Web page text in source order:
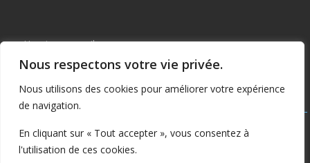
Nous respectons votre vie privée.
Nous utilisons des cookies pour améliorer votre expérience
de navigation.
En cliquant sur « Tout accepter », vous consentez à
l'utilisation de ces cookies.
Horaires accueil :
du lundi au jeudi de 09:00 à 12:30
et de 14:00 à 17:00
Tous droits réservés © depuis 2015 : Il est interdit de copier ou
publier tout ou partie de ce contenu sans autorisation préalable
écrite du Diaconat